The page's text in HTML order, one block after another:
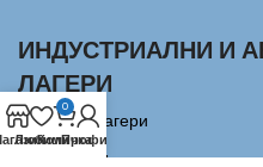
ИНДУСТРИАЛНИ И
ЛАГЕРИ
Сачмени лагери
Аксиални Лагери
Любими
0
Количка
Профил